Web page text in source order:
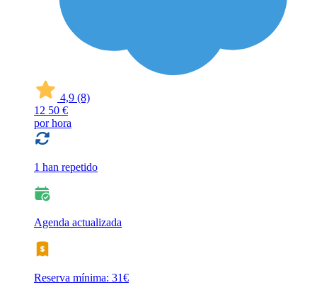
4,9 (8)
12 50 €
por hora
1 han repetido
Agenda actualizada
Reserva mínima: 31€